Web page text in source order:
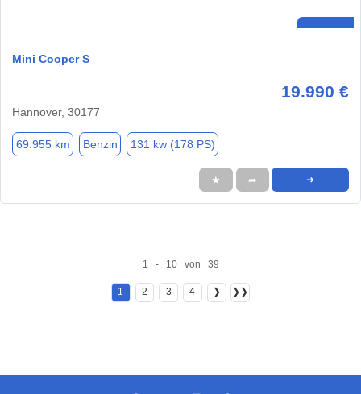
Mini Cooper S
19.990 €
Hannover, 30177
69.955 km Benzin 131 kw (178 PS)
★ ➦ ➜
1 - 10 von 39
1 2 3 4 ❯ ❯❯